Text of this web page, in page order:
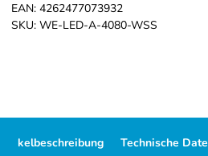
EAN: 4262477073932
SKU: WE-LED-A-4080-WSS
Technische